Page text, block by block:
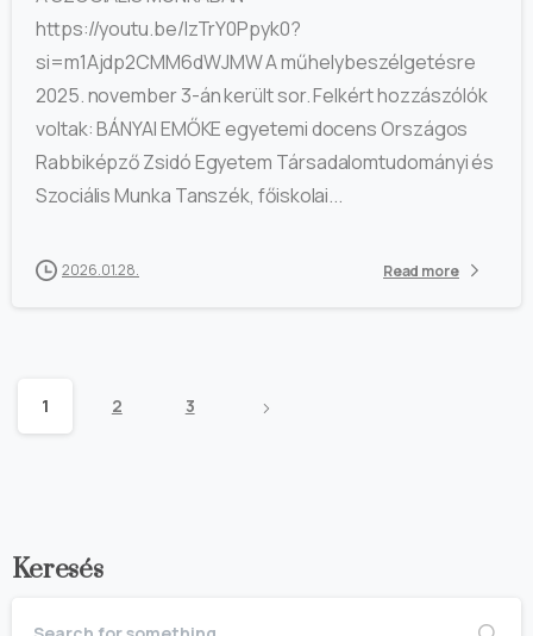
https://youtu.be/IzTrY0Ppyk0?
si=m1Ajdp2CMM6dWJMW A műhelybeszélgetésre
2025. november 3-án került sor. Felkért hozzászólók
voltak: BÁNYAI EMŐKE egyetemi docens Országos
Rabbiképző Zsidó Egyetem Társadalomtudományi és
Szociális Munka Tanszék, főiskolai...
2026.01.28. Read more
1 2 3
Keresés